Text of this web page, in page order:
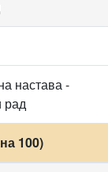
настава -
рад
100)